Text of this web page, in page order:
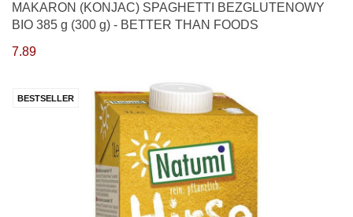
MAKARON (KONJAC) SPAGHETTI BEZGLUTENOWY
BIO 385 g (300 g) - BETTER THAN FOODS
7.89
BESTSELLER